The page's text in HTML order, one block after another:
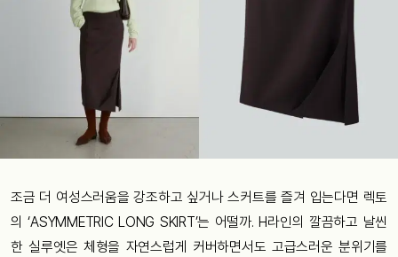
조금 더 여성스러움을 강조하고 싶거나 스커트를 즐겨 입는다면 렉토
의 ‘ASYMMETRIC LONG SKIRT’는 어떨까. H라인의 깔끔하고 날씬
한 실루엣은 체형을 자연스럽게 커버하면서도 고급스러운 분위기를